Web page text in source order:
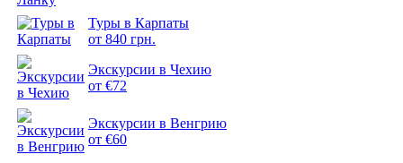
Туры в Карпаты
от 840 грн.
Экскурсии в Чехию
от €72
Экскурсии в Венгрию
от €60